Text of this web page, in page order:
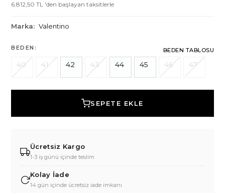
6.812,50 TL 'den başlayan taksitlerle
Marka: Valentino
BEDEN: BEDEN TABLOSU
40 41 42 43 44 45 46 47
SEPETE EKLE
Ücretsiz Kargo
1-3 iş günü içinde teslim
Kolay İade
14 gün içinde ücretsiz iade imkanı